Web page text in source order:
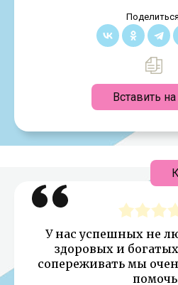
Вставить
У нас успешных не
здоровых и
сопереживать мы